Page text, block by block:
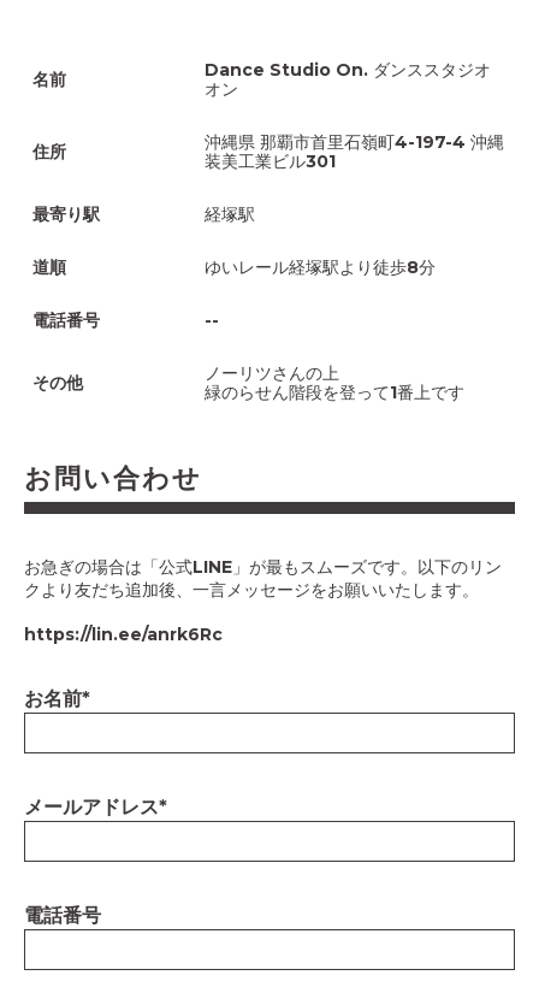
名前
Dance Studio On. ダンススタジオ
オン
住所
沖縄県 那覇市首里石嶺町4-197-4 沖縄
装美工業ビル301
最寄り駅 経塚駅
道順 ゆいレール経塚駅より徒歩8分
電話番号 --
その他
ノーリツさんの上
緑のらせん階段を登って1番上です
お問い合わせ
お急ぎの場合は「公式LINE」が最もスムーズです。以下のリン
クより友だち追加後、一言メッセージをお願いいたします。
https://lin.ee/anrk6Rc
お名前*
メールアドレス*
電話番号